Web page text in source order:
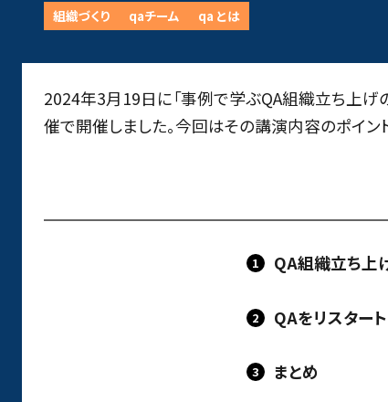
組織づくり qaチーム qa とは
2024年3月19日に「事例で学ぶQA組織立ち上げ
催で開催しました。今回はその講演内容のポイン
QA組織立ち上
QAをリスター
まとめ